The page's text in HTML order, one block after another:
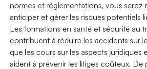
normes et réglementations, vous serez
anticiper et gérer les risques potentiels
Les formations en santé et sécurité au
contribuent à réduire les accidents sur
que les cours sur les aspects juridiques
aident à prévenir les litiges coûteux. De